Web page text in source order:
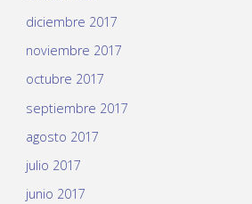
diciembre 2017
noviembre 2017
octubre 2017
septiembre 2017
agosto 2017
julio 2017
junio 2017